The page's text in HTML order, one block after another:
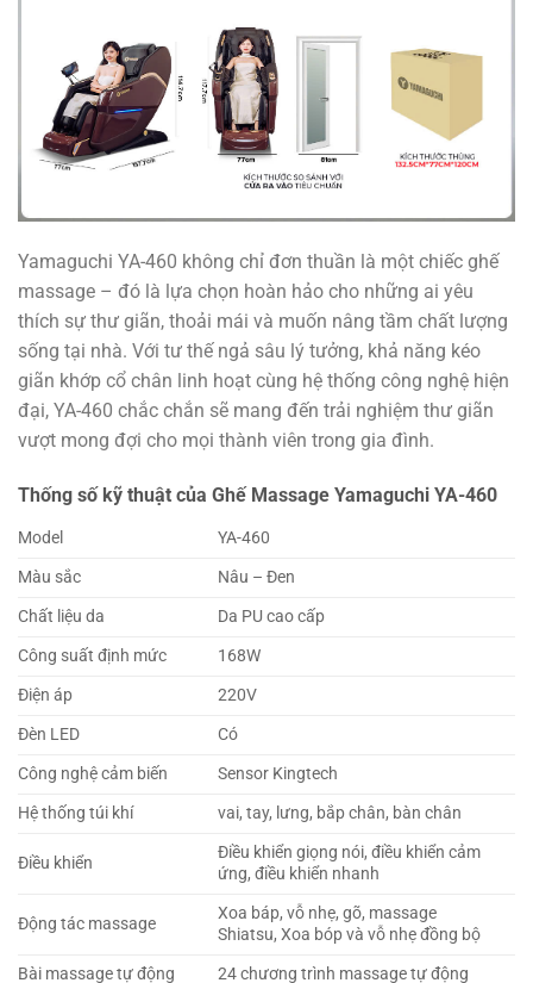
Yamaguchi YA-460 không chỉ đơn thuần là một chiếc ghế
massage – đó là lựa chọn hoàn hảo cho những ai yêu
thích sự thư giãn, thoải mái và muốn nâng tầm chất lượng
sống tại nhà. Với tư thế ngả sâu lý tưởng, khả năng kéo
giãn khớp cổ chân linh hoạt cùng hệ thống công nghệ hiện
đại, YA-460 chắc chắn sẽ mang đến trải nghiệm thư giãn
vượt mong đợi cho mọi thành viên trong gia đình.
Thống số kỹ thuật của Ghế Massage Yamaguchi YA-460
Model
YA-460
Màu sắc
Nâu – Đen
Chất liệu da
Da PU cao cấp
Công suất định mức
168W
Điện áp
220V
Đèn LED
Có
Công nghệ cảm biến
Sensor Kingtech
Hệ thống túi khí
vai, tay, lưng, bắp chân, bàn chân
Điều khiển
Điều khiển giọng nói, điều khiển cảm
ứng, điều khiển nhanh
Động tác massage
Xoa báp, vỗ nhẹ, gõ, massage
Shiatsu, Xoa bóp và vỗ nhẹ đồng bộ
Bài massage tự động
24 chương trình massage tự động